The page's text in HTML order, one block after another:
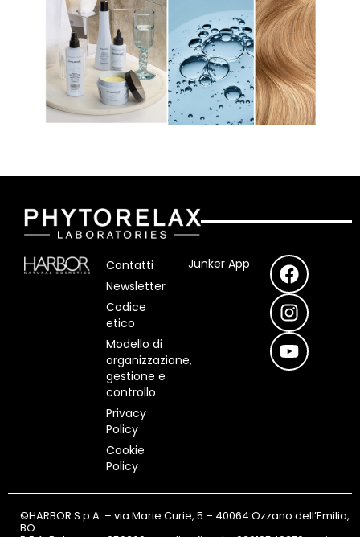
Contatti
Newsletter
Codice
etico
Modello di
organizzazione,
gestione e
controllo
Privacy
Policy
Cookie
Policy
Junker App F
a
c
e
b
o
o
I
n
s
t
a
g
r
Y
o
u
t
u
b
e
©HARBOR S.p.A. – via Marie Curie, 5 – 40064 Ozzano dell’Emilia,
BO